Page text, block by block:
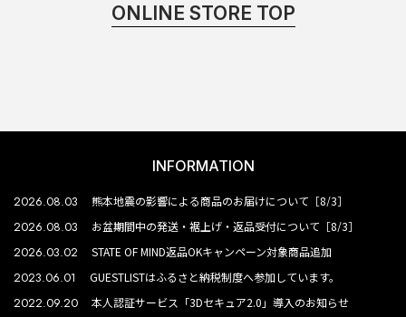
ONLINE STORE TOP
INFORMATION
2026.08.03 熊本地震の影響による商品のお届けについて［8/3］
2026.08.03 お盆期間中の発送・裾上げ・返品受付について［8/3］
2026.03.02 STATE OF MIND返品OKキャンペーン対象商品追加
2023.06.01 GUESTLISTはふるさと納税制度へ参加しています。
2022.09.20 本人認証サービス「3Dセキュア2.0」導入のお知らせ